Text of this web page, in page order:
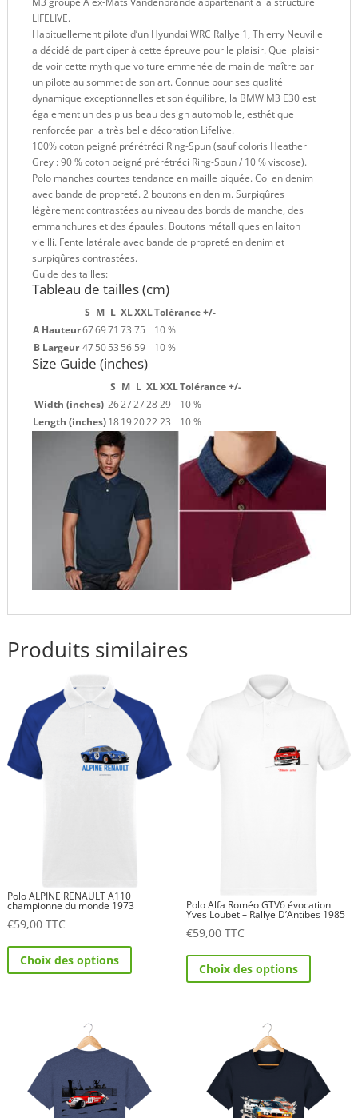
LIFELIVE.
Habituellement pilote d’un Hyundai WRC Rallye 1, Thierry Neuville
a décidé de participer à cette épreuve pour le plaisir. Quel plaisir
de voir cette mythique voiture emmenée de main de maître par
un pilote au sommet de son art. Connue pour ses qualité
dynamique exceptionnelles et son équilibre, la BMW M3 E30 est
également un des plus beau design automobile, esthétique
renforcée par la très belle décoration Lifelive.
100% coton peigné prérétréci Ring-Spun (sauf coloris Heather
Grey : 90 % coton peigné prérétréci Ring-Spun / 10 % viscose).
Polo manches courtes tendance en maille piquée. Col en denim
avec bande de propreté. 2 boutons en denim. Surpiqûres
légèrement contrastées au niveau des bords de manche, des
emmanchures et des épaules. Boutons métalliques en laiton
vieilli. Fente latérale avec bande de propreté en denim et
surpiqûres contrastées.
Guide des tailles:
Tableau de tailles (cm)
S M L XLXXLTolérance +/-
A Hauteur676971 73 75
10 %
B Largeur 475053 56 59 10 %
Size Guide (inches)
S M L XLXXLTolérance +/-
Width (inches) 2627272829
10 %
Length (inches)1819202223 10 %
Produits similaires
Polo ALPINE RENAULT A110
championne du monde 1973
€59,00 TTC
Choix des options
Ce
options
peuvent
être
Polo Alfa Roméo GTV6 évocation
Yves Loubet – Rallye D’Antibes 1985
€59,00 TTC
Choix des options
Ce
Les
options
peuvent